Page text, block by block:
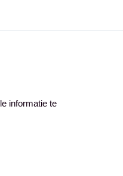
informatie te